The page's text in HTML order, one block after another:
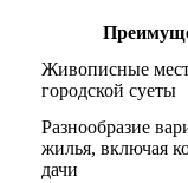
Живописные
городской суеты
Разнообразие
жилья, включая
дачи